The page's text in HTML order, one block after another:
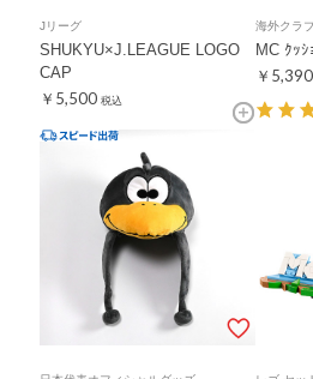
Jリーグ
SHUKYU×J.LEAGUE LOGO
CAP
￥5,500 税込
海外クラ
MC ｸｯｼ
￥5,390